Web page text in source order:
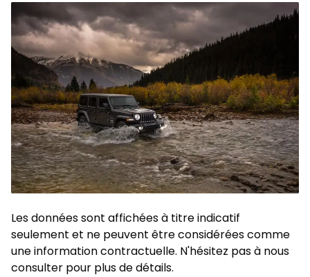
Les données sont affichées à titre indicatif
seulement et ne peuvent être considérées comme
une information contractuelle. N'hésitez pas à nous
consulter pour plus de détails.